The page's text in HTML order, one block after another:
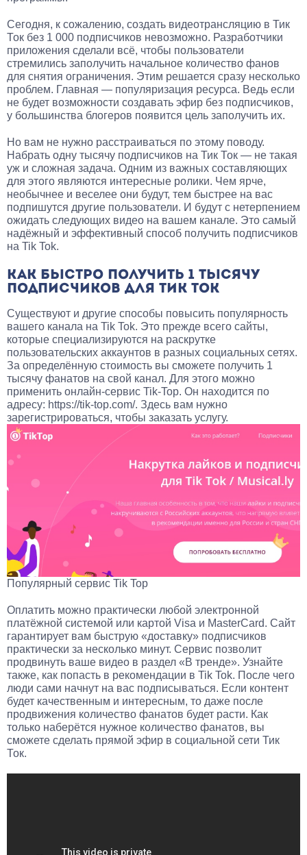
Сегодня, к сожалению, создать видеотрансляцию в Тик
Ток без 1 000 подписчиков невозможно. Разработчики
приложения сделали всё, чтобы пользователи
стремились заполучить начальное количество фанов
для снятия ограничения. Этим решается сразу несколько
проблем. Главная — популяризация ресурса. Ведь если
не будет возможности создавать эфир без подписчиков,
у большинства блогеров появится цель заполучить их.
Но вам не нужно расстраиваться по этому поводу.
Набрать одну тысячу подписчиков на Тик Ток — не такая
уж и сложная задача. Одним из важных составляющих
для этого являются интересные ролики. Чем ярче,
необычнее и веселее они будут, тем быстрее на вас
подпишутся другие пользователи. И будут с нетерпением
ожидать следующих видео на вашем канале. Это самый
надёжный и эффективный способ получить подписчиков
на Tik Tok.
КАК БЫСТРО ПОЛУЧИТЬ 1 ТЫСЯЧУ
ПОДПИСЧИКОВ ДЛЯ ТИК ТОК
Существуют и другие способы повысить популярность
вашего канала на Tik Tok. Это прежде всего сайты,
которые специализируются на раскрутке
пользовательских аккаунтов в разных социальных сетях.
За определённую стоимость вы сможете получить 1
тысячу фанатов на свой канал. Для этого можно
применить онлайн-сервис Tik-Top. Он находится по
адресу: https://tik-top.com/. Здесь вам нужно
зарегистрироваться, чтобы заказать услугу.
Популярный сервис Tik Top
Оплатить можно практически любой электронной
платёжной системой или картой Visa и MasterCard. Сайт
гарантирует вам быструю «доставку» подписчиков
практически за несколько минут. Сервис позволит
продвинуть ваше видео в раздел «В тренде». Узнайте
также, как попасть в рекомендации в Tik Tok. После чего
люди сами начнут на вас подписываться. Если контент
будет качественным и интересным, то даже после
продвижения количество фанатов будет расти. Как
только наберётся нужное количество фанатов, вы
сможете сделать прямой эфир в социальной сети Тик
Ток.